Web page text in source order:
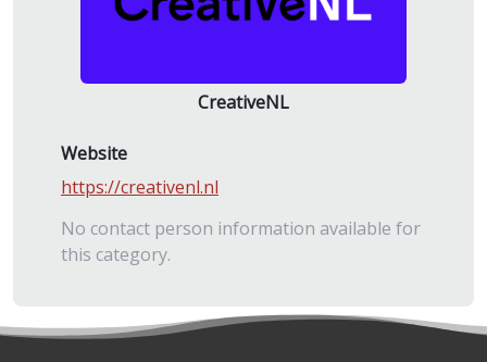
CreativeNL
Website
https://creativenl.nl
No contact person information available for
this category.